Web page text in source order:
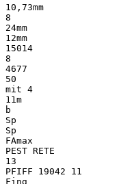
10,73mm
8
24mm
12mm
15014
8
4677
50
mit 4
11m
b
Sp
Sp
FAmax
PEST RETE
13
PFIFF 19042 11
Fing